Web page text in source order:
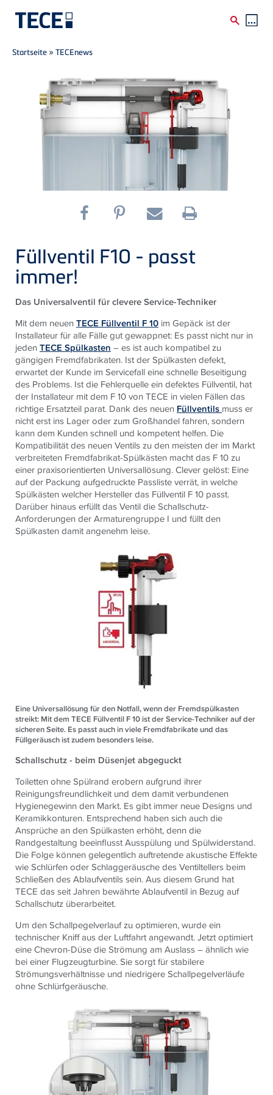
Direkt zum Inhalt
Breadcrumb
Startseite »TECEnews
Füllventil F10 - passt
immer!
Das Universalventil für clevere Service-Techniker
Mit dem neuenTECE Füllventil F 10 im Gepäck ist der
Installateur für alle Fälle gut gewappnet: Es passt nicht nur in
jedenTECE Spülkasten – es ist auch kompatibel zu
gängigen Fremdfabrikaten. Ist der Spülkasten defekt,
erwartet der Kunde im Servicefall eine schnelle Beseitigung
des Problems. Ist die Fehlerquelle ein defektes Füllventil, hat
der Installateur mit dem F 10 von TECE in vielen Fällen das
richtige Ersatzteil parat. Dank des neuen Füllventils muss er
nicht erst ins Lager oder zum Großhandel fahren, sondern
kann dem Kunden schnell und kompetent helfen. Die
Kompatibilität des neuen Ventils zu den meisten der im Markt
verbreiteten Fremdfabrikat-Spülkästen macht das F 10 zu
einer praxisorientierten Universallösung. Clever gelöst: Eine
auf der Packung aufgedruckte Passliste verrät, in welche
Spülkästen welcher Hersteller das Füllventil F 10 passt.
Darüber hinaus erfüllt das Ventil die Schallschutz-
Anforderungen der Armaturengruppe I und füllt den
Spülkasten damit angenehm leise.
Eine Universallösung für den Notfall, wenn der Fremdspülkasten
streikt: Mit dem TECE Füllventil F 10 ist der Service-Techniker auf der
sicheren Seite. Es passt auch in viele Fremdfabrikate und das
Füllgeräusch ist zudem besonders leise.
Schallschutz - beim Düsenjet abgeguckt
Toiletten ohne Spülrand erobern aufgrund ihrer
Reinigungsfreundlichkeit und dem damit verbundenen
Hygienegewinn den Markt. Es gibt immer neue Designs und
Keramikkonturen. Entsprechend haben sich auch die
Ansprüche an den Spülkasten erhöht, denn die
Randgestaltung beeinflusst Ausspülung und Spülwiderstand.
Die Folge können gelegentlich auftretende akustische Effekte
wie Schlürfen oder Schlaggeräusche des Ventiltellers beim
Schließen des Ablaufventils sein. Aus diesem Grund hat
TECE das seit Jahren bewährte Ablaufventil in Bezug auf
Schallschutz überarbeitet.
Um den Schallpegelverlauf zu optimieren, wurde ein
technischer Kniff aus der Luftfahrt angewandt. Jetzt optimiert
eine Chevron-Düse die Strömung am Auslass – ähnlich wie
bei einer Flugzeugturbine. Sie sorgt für stabilere
Strömungsverhältnisse und niedrigere Schallpegelverläufe
ohne Schlürfgeräusche.